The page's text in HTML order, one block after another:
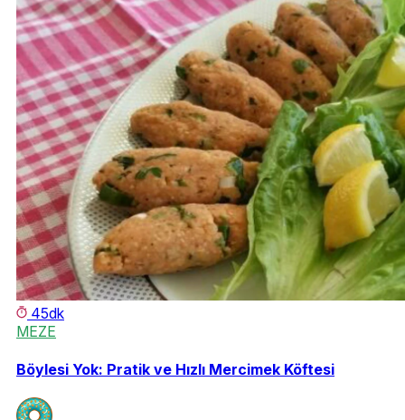
45dk
MEZE
Böylesi Yok: Pratik ve Hızlı Mercimek Köftesi